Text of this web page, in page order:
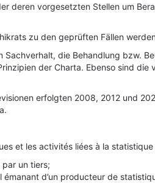
deren vorgesetzten Stellen um
zu den geprüften Fällen
die Behandlung bzw.
der Charta. Ebenso sind
erfolgten 2008, 2012 und
et les activités liées à la
un tiers;
émanant d’un producteur de